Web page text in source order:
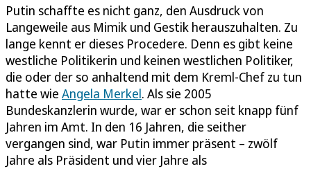
Putin schaffte es nicht ganz, den Ausdruck von
Langeweile aus Mimik und Gestik herauszuhalten. Zu
lange kennt er dieses Procedere. Denn es gibt keine
westliche Politikerin und keinen westlichen Politiker,
die oder der so anhaltend mit dem Kreml-Chef zu tun
hatte wie Angela Merkel. Als sie 2005
Bundeskanzlerin wurde, war er schon seit knapp fünf
Jahren im Amt. In den 16 Jahren, die seither
vergangen sind, war Putin immer präsent – zwölf
Jahre als Präsident und vier Jahre als